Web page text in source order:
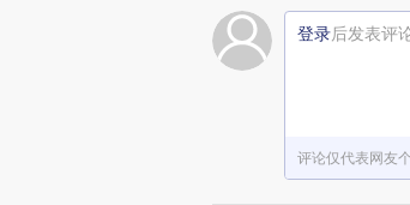
登录后发表评
评论仅代表网友